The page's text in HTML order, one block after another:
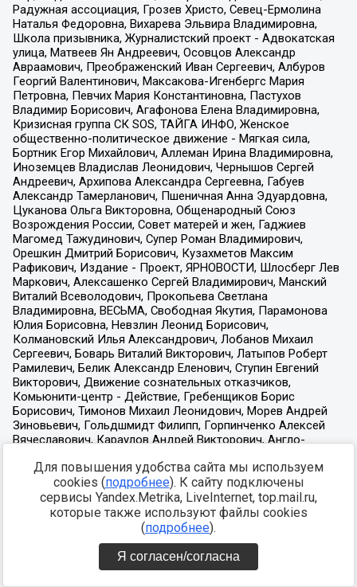
Для повышения удобства сайта мы используем
cookies (подробнее). К сайту подключены
сервисы Yandex.Metrika, LiveInternet, top.mail.ru,
которые также используют файлы cookies
(подробнее).
Я согласен/согласна